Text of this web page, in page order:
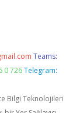
Teams:
0 726 Telegram:
Bilgi Teknolojileri